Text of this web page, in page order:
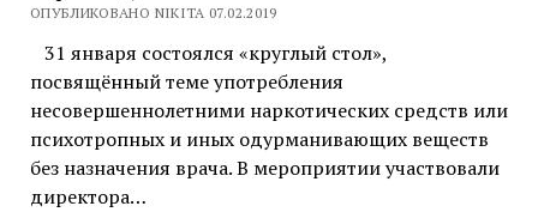
ОПУБЛИКОВАНО NIKITA 07.02.2019
31 января состоялся «круглый стол»,
посвящённый теме употребления
несовершеннолетними наркотических средств или
психотропных и иных одурманивающих веществ
без назначения врача. В мероприятии участвовали
директора…